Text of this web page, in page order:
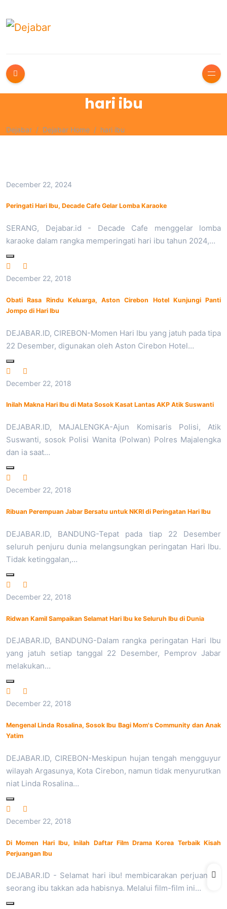
hari ibu
Dejabar Dejabar Home hari ibu
December 22, 2024
Peringati Hari Ibu, Decade Cafe Gelar Lomba Karaoke
SERANG, Dejabar.id - Decade Cafe menggelar lomba
karaoke dalam rangka memperingati hari ibu tahun 2024,…
December 22, 2018
Obati Rasa Rindu Keluarga, Aston Cirebon Hotel Kunjungi Panti
Jompo di Hari Ibu
DEJABAR.ID, CIREBON-Momen Hari Ibu yang jatuh pada tipa
22 Desember, digunakan oleh Aston Cirebon Hotel…
December 22, 2018
Inilah Makna Hari Ibu di Mata Sosok Kasat Lantas AKP Atik Suswanti
DEJABAR.ID, MAJALENGKA-Ajun Komisaris Polisi, Atik
Suswanti, sosok Polisi Wanita (Polwan) Polres Majalengka
dan ia saat…
December 22, 2018
Ribuan Perempuan Jabar Bersatu untuk NKRI di Peringatan Hari Ibu
DEJABAR.ID, BANDUNG-Tepat pada tiap 22 Desember
seluruh penjuru dunia melangsungkan peringatan Hari Ibu.
Tidak ketinggalan,…
December 22, 2018
Ridwan Kamil Sampaikan Selamat Hari Ibu ke Seluruh Ibu di Dunia
DEJABAR.ID, BANDUNG-Dalam rangka peringatan Hari Ibu
yang jatuh setiap tanggal 22 Desember, Pemprov Jabar
melakukan…
December 22, 2018
Mengenal Linda Rosalina, Sosok Ibu Bagi Mom's Community dan Anak
Yatim
DEJABAR.ID, CIREBON-Meskipun hujan tengah mengguyur
wilayah Argasunya, Kota Cirebon, namun tidak menyurutkan
niat Linda Rosalina…
December 22, 2018
Di Momen Hari Ibu, Inilah Daftar Film Drama Korea Terbaik Kisah
Perjuangan Ibu
DEJABAR.ID - Selamat hari ibu! membicarakan perjuangan
seorang ibu takkan ada habisnya. Melalui film-film ini…